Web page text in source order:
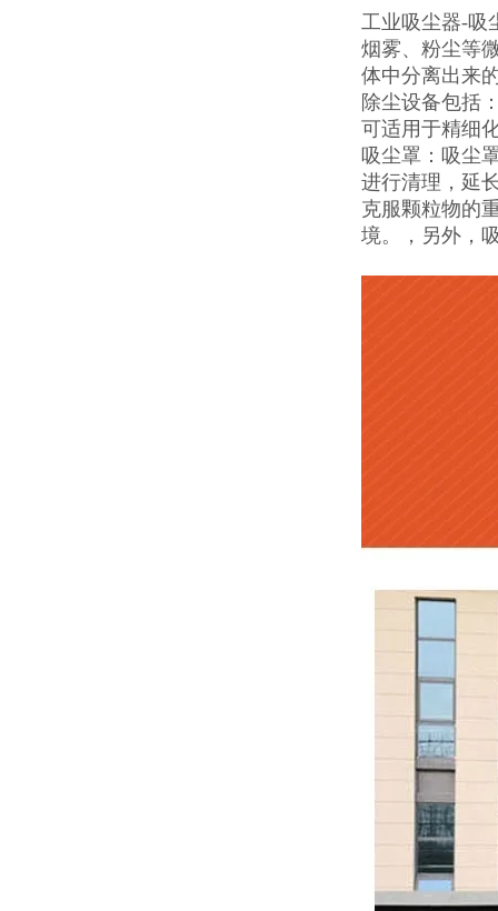
工业吸尘器-吸
烟雾、粉尘等
体中分离出来
除尘设备包括
可适用于精细
吸尘罩：吸尘
进行清理，延
克服颗粒物的
境。，另外，